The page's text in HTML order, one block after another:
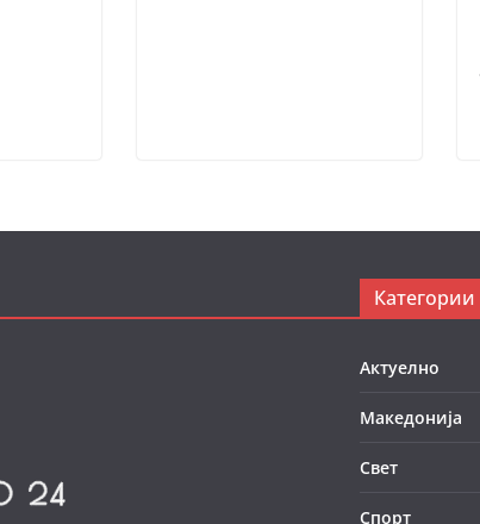
Категории
Актуелно
Македонија
Свет
Спорт